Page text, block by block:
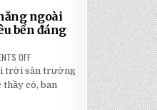
ĐỘNG
QUAY
TAY
5
BÍ
MẬT
ngoài
bền đáng
OFF
TOP
5
LOẠI
DÙ
trời sân trường
thầy cô, ban